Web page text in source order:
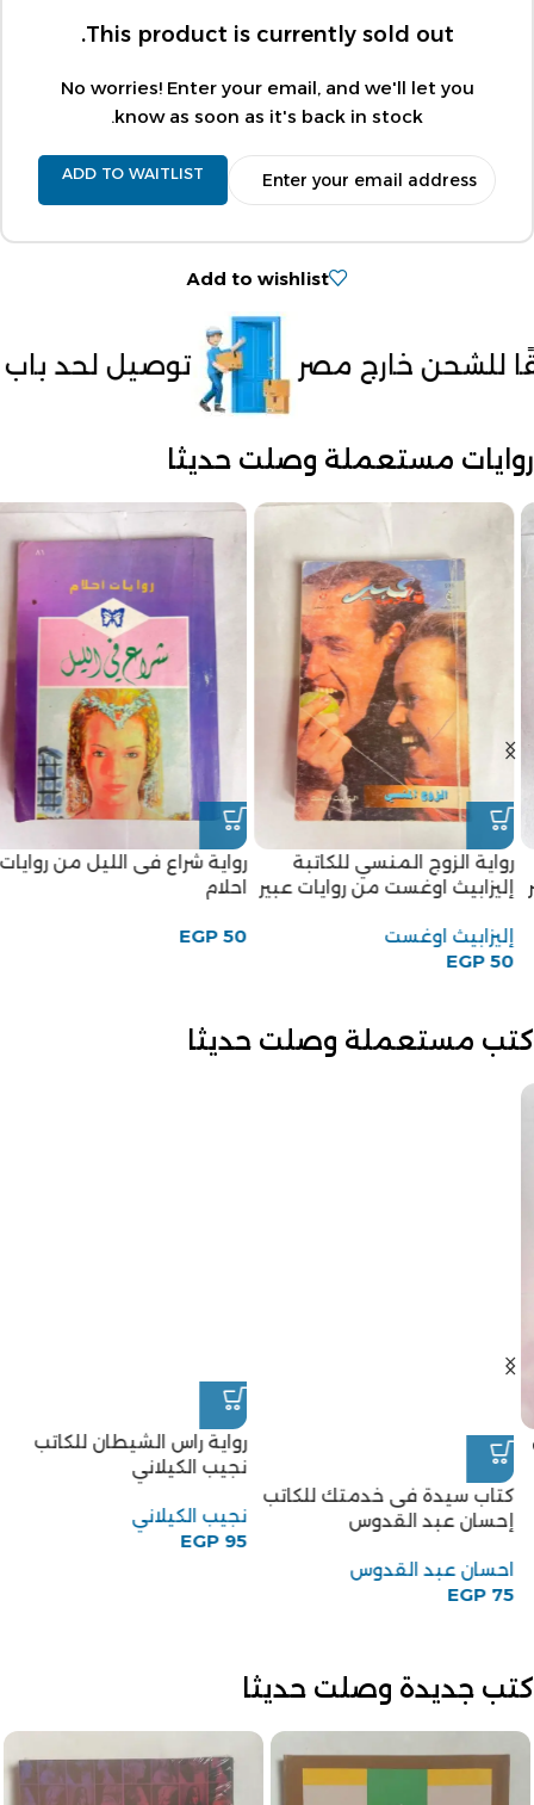
This product is currently sold out.
No worries! Enter your email, and we'll let you
know as soon as it's back in stock.
ADD TO WAITLIST
Add to wishlist
الدفع توصيل لحد باب البيت
روايات مستعملة وصلت حديثا
رواية الزوج المنسي للكاتبة
إليزابيث اوغست من روايات عبير
إليزابيث اوغست
EGP50
رواية شراع فى الليل من روايات
احلام
EGP50
كتب مستعملة وصلت حديثا
كتاب سيدة فى خدمتك للكاتب
إحسان عبد القدوس
احسان عبد القدوس
EGP75
رواية راس الشيطان للكاتب
نجيب الكيلاني
نجيب الكيلاني
EGP95
كتب جديدة وصلت حديثا